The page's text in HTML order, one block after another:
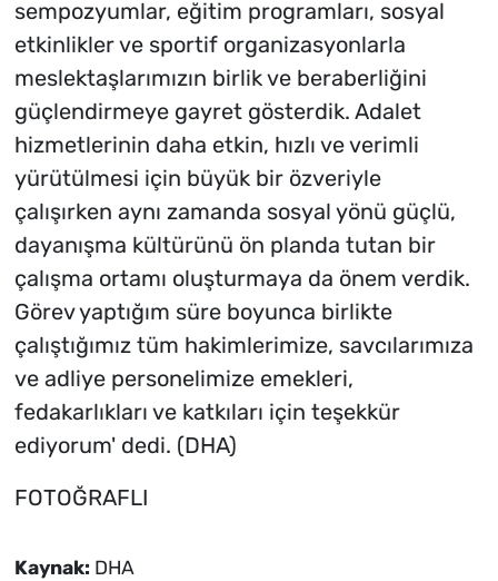
sempozyumlar, eğitim programları, sosyal
etkinlikler ve sportif organizasyonlarla
meslektaşlarımızın birlik ve beraberliğini
güçlendirmeye gayret gösterdik. Adalet
hizmetlerinin daha etkin, hızlı ve verimli
yürütülmesi için büyük bir özveriyle
çalışırken aynı zamanda sosyal yönü güçlü,
dayanışma kültürünü ön planda tutan bir
çalışma ortamı oluşturmaya da önem verdik.
Görev yaptığım süre boyunca birlikte
çalıştığımız tüm hakimlerimize, savcılarımıza
ve adliye personelimize emekleri,
fedakarlıkları ve katkıları için teşekkür
ediyorum' dedi. (DHA)
FOTOĞRAFLI
Kaynak: DHA